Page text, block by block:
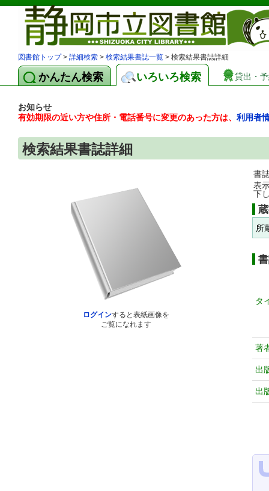
図書館トップ> 詳細検索 > 検索結果書誌一覧 > 検索結果書誌詳細
かんたん検索 いろいろ検索 貸出・
お知らせ
有効期限の近い方や住所・電話番号に変更のあった方は、 利用者
検索結果書誌詳細
ログインすると表紙画像を
ご覧になれます
書
表
下
所
タ
著
出
出